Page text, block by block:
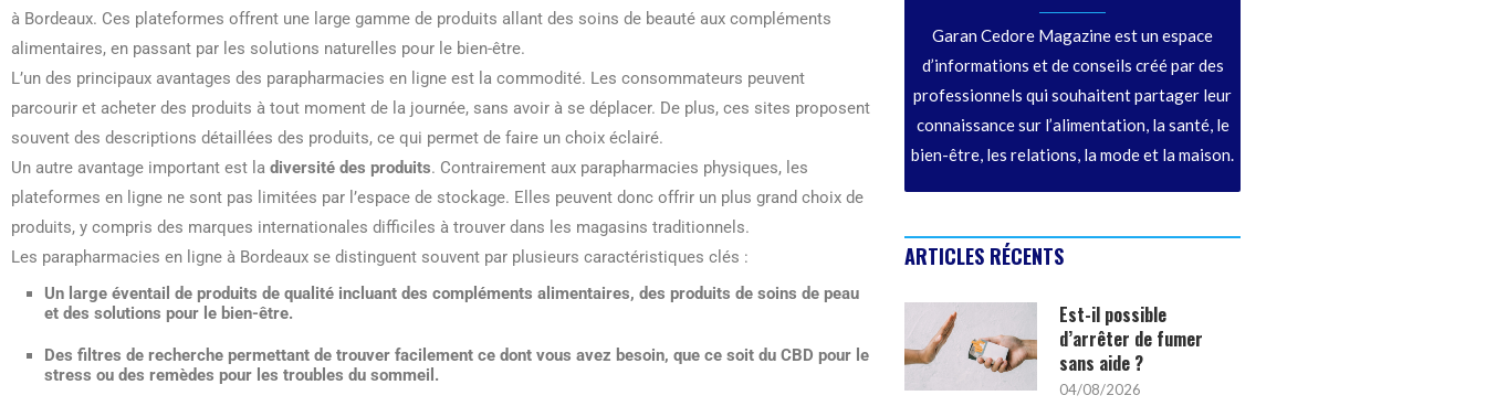
à Bordeaux. Ces plateformes offrent une large gamme de produits allant des soins de beauté aux compléments
alimentaires, en passant par les solutions naturelles pour le bien-être.
L’un des principaux avantages des parapharmacies en ligne est la commodité. Les consommateurs peuvent
parcourir et acheter des produits à tout moment de la journée, sans avoir à se déplacer. De plus, ces sites proposent
souvent des descriptions détaillées des produits, ce qui permet de faire un choix éclairé.
Un autre avantage important est la diversité des produits. Contrairement aux parapharmacies physiques, les
plateformes en ligne ne sont pas limitées par l’espace de stockage. Elles peuvent donc offrir un plus grand choix de
produits, y compris des marques internationales difficiles à trouver dans les magasins traditionnels.
Les parapharmacies en ligne à Bordeaux se distinguent souvent par plusieurs caractéristiques clés :
Un large éventail de produits de qualité incluant des compléments alimentaires, des produits de soins de peau
et des solutions pour le bien-être.
Des filtres de recherche permettant de trouver facilement ce dont vous avez besoin, que ce soit du CBD pour le
stress ou des remèdes pour les troubles du sommeil .
Garan Cedore Magazine est un espace
d’informations et de conseils créé par des
professionnels qui souhaitent partager leur
connaissance sur l’alimentation, la santé, le
bien-être, les relations, la mode et la maison.
ARTICLES RÉCENTS
Est-il possible
d’arrêter de fumer
sans aide ?
04/08/2026